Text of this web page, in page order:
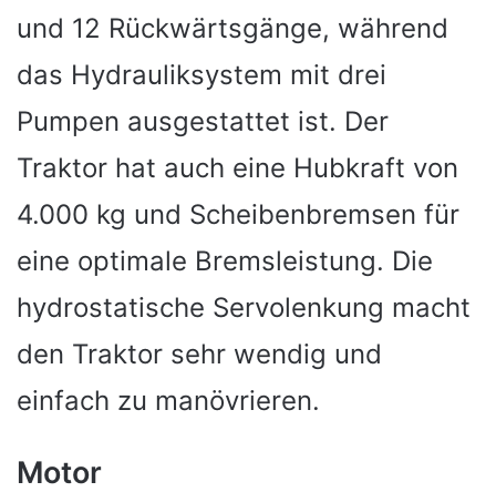
und 12 Rückwärtsgänge, während
das Hydrauliksystem mit drei
Pumpen ausgestattet ist. Der
Traktor hat auch eine Hubkraft von
4.000 kg und Scheibenbremsen für
eine optimale Bremsleistung. Die
hydrostatische Servolenkung macht
den Traktor sehr wendig und
einfach zu manövrieren.
Motor